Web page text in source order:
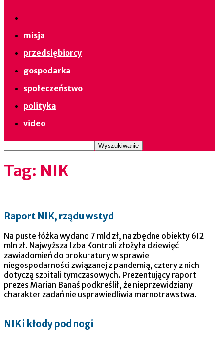
misja
przedsiębiorcy
gospodarka
społeczeństwo
polityka
video
Tag: NIK
Raport NIK, rządu wstyd
Na puste łóżka wydano 7 mld zł, na zbędne obiekty 612
mln zł. Najwyższa Izba Kontroli złożyła dziewięć
zawiadomień do prokuratury w sprawie
niegospodarności związanej z pandemią, cztery z nich
dotyczą szpitali tymczasowych. Prezentujący raport
prezes Marian Banaś podkreślił, że nieprzewidziany
charakter zadań nie usprawiedliwia marnotrawstwa.
NIK i kłody pod nogi